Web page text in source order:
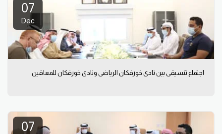
07
Dec
اجتماع تنسيقي بين نادي خورفكان الرياضي ونادي خورفكان للمعاقين
07